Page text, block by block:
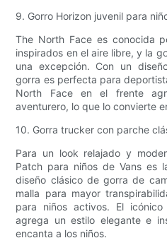
9. Gorro Horizon juvenil para
The North Face es conocida
inspirados en el aire libre, y la
una excepción. Con un
gorra es perfecta para
North Face en el frente
aventurero, lo que lo convierte
10. Gorra trucker con parche
Para un look relajado y
Patch para niños de Vans es
diseño clásico de gorra de
malla para mayor
para niños activos. El
agrega un estilo elegante e
encanta a los niños.